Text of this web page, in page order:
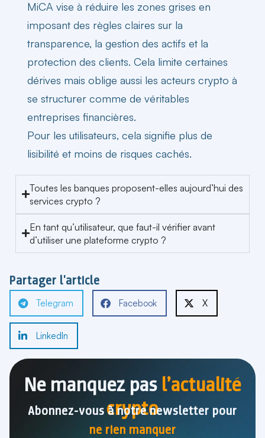
MiCA vise à réduire les zones grises en
imposant des règles claires sur la
transparence, la gestion des actifs et la
protection des clients. Cela limite certaines
dérives mais oblige aussi les acteurs crypto à
se structurer comme de véritables
entreprises financières.
Pour les utilisateurs, cela signifie plus de
lisibilité et moins de risques cachés.
Toutes les banques proposent-elles aujourd’hui des
services crypto ?
En tant qu’utilisateur, que faut-il vérifier avant
d’utiliser une plateforme crypto ?
Partager l'article
Telegram Facebook X
LinkedIn
Ne manquez pas l’actualité
crypto
Abonnez-vous à notre newsletter pour
ne rien manquer